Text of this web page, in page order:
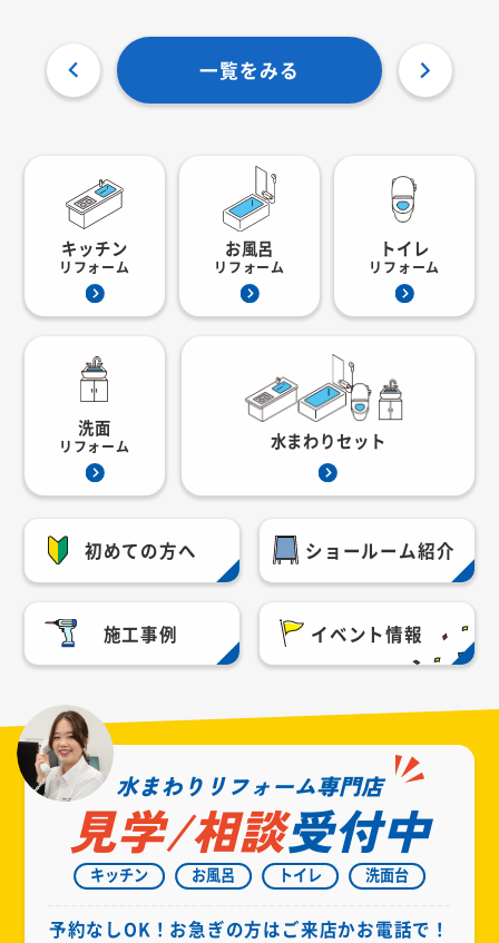
一覧をみる
キッチン
リフォーム
お風呂
リフォーム
トイレ
リフォーム
洗面
リフォーム 水まわりセット
初めての方へ ショールーム紹介
施工事例 イベント情報
水まわりリフォーム専門店
見学/相談受付中
キッチン お風呂 トイレ 洗面台
予約なしOK！お急ぎの方はご来店かお電話で！